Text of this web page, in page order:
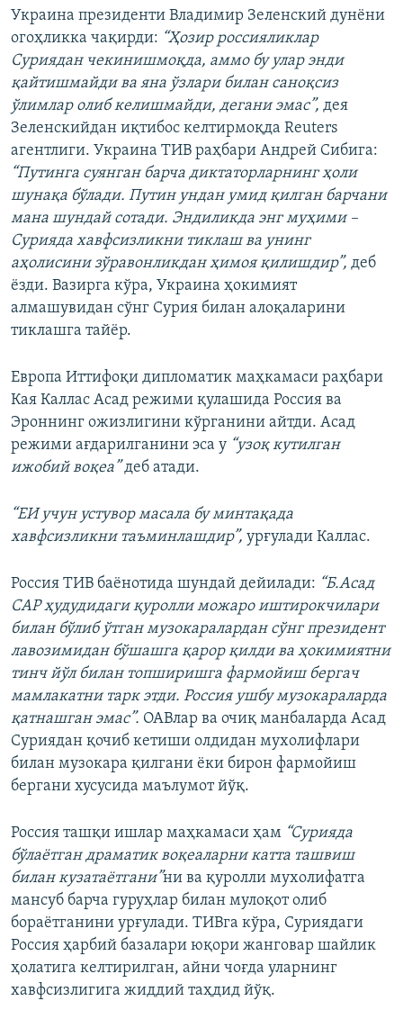
720p 1080p
720p
1080p
Украина президенти Владимир Зеленский дунёни
огоҳликка чақирди: “Ҳозир россияликлар
Суриядан чекинишмоқда, аммо бу улар энди
қайтишмайди ва яна ўзлари билан саноқсиз
ўлимлар олиб келишмайди, дегани эмас”, дея
Зеленскийдан иқтибос келтирмоқда Reuters
агентлиги. Украина ТИВ раҳбари Андрей Сибига:
“Путинга суянган барча диктаторларнинг ҳоли
шунақа бўлади. Путин ундан умид қилган барчани
мана шундай сотади. Эндиликда энг муҳими –
Сурияда хавфсизликни тиклаш ва унинг
аҳолисини зўравонликдан ҳимоя қилишдир”, деб
ёзди. Вазирга кўра, Украина ҳокимият
алмашувидан сўнг Сурия билан алоқаларини
тиклашга тайёр.
Европа Иттифоқи дипломатик маҳкамаси раҳбари
Кая Каллас Асад режими қулашида Россия ва
Эроннинг ожизлигини кўрганини айтди. Асад
режими ағдарилганини эса у “узоқ кутилган
ижобий воқеа”деб атади.
“ЕИ учун устувор масала бу минтақада
хавфсизликни таъминлашдир”, урғулади Каллас.
Россия ТИВ баёнотида шундай дейилади: “Б.Асад
САР ҳудудидаги қуролли можаро иштирокчилари
билан бўлиб ўтган музокаралардан сўнг президент
лавозимидан бўшашга қарор қилди ва ҳокимиятни
тинч йўл билан топширишга фармойиш бергач
мамлакатни тарк этди. Россия ушбу музокараларда
қатнашган эмас”. ОАВлар ва очиқ манбаларда Асад
Суриядан қочиб кетиши олдидан мухолифлари
билан музокара қилгани ёки бирон фармойиш
бергани хусусида маълумот йўқ.
Россия ташқи ишлар маҳкамаси ҳам “Сурияда
бўлаётган драматик воқеаларни катта ташвиш
билан кузатаётгани”ни ва қуролли мухолифатга
мансуб барча гуруҳлар билан мулоқот олиб
бораётганини урғулади. ТИВга кўра, Суриядаги
Россия ҳарбий базалари юқори жанговар шайлик
ҳолатига келтирилган, айни чоғда уларнинг
хавфсизлигига жиддий таҳдид йўқ.